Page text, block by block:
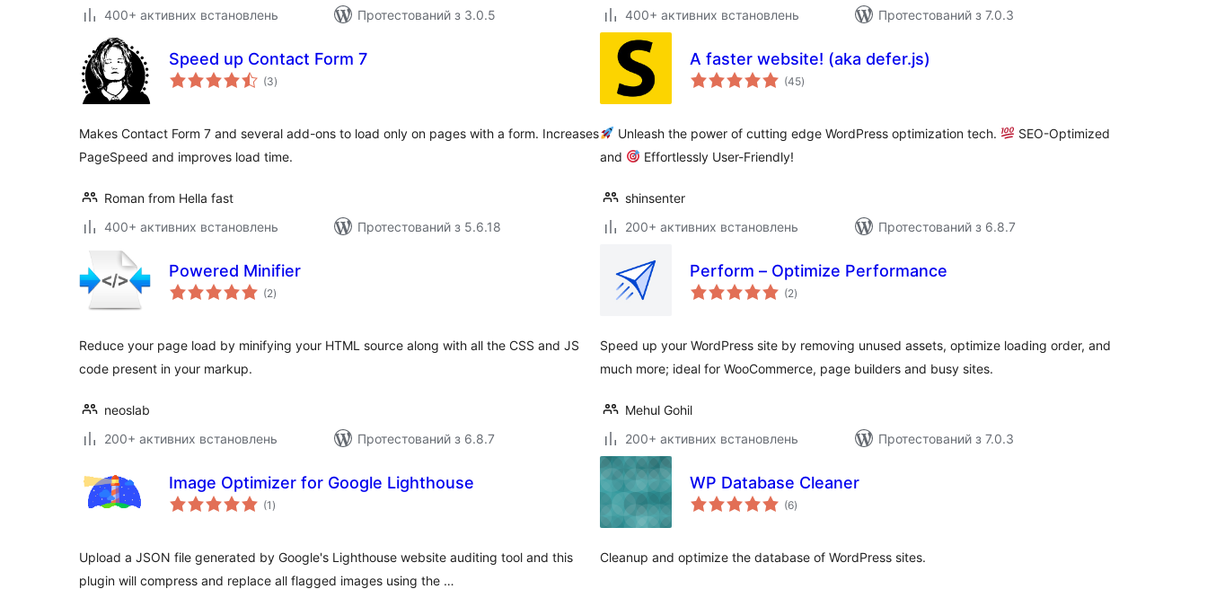
400+ активних встановлень
Протестований з 3.0.5
400+ активних встановлень
Протестований з 7.0.3
Speed up Contact Form 7
(3загальний
рейтинг
)
Makes Contact Form 7 and several add-ons to load only on pages with a form. Increases
PageSpeed and improves load time.
Roman from Hella fast
400+ активних встановлень
Протестований з 5.6.18
A faster website! (aka defer.js)
(45загальний
рейтинг
)
Unleash the power of cutting edge WordPress optimization tech.
SEO-Optimized
and
Effortlessly User-Friendly!
shinsenter
200+ активних встановлень
Протестований з 6.8.7
Powered Minifier
(2загальний
рейтинг
)
Reduce your page load by minifying your HTML source along with all the CSS and JS
code present in your markup.
neoslab
200+ активних встановлень
Протестований з 6.8.7
Perform – Optimize Performance
(2загальний
рейтинг
)
Speed up your WordPress site by removing unused assets, optimize loading order, and
much more; ideal for WooCommerce, page builders and busy sites.
Mehul Gohil
200+ активних встановлень
Протестований з 7.0.3
Image Optimizer for Google Lighthouse
(1 загальний
рейтинг
)
Upload a JSON file generated by Google's Lighthouse website auditing tool and this
plugin will compress and replace all flagged images using the …
WP Database Cleaner
(6загальний
рейтинг
)
Cleanup and optimize the database of WordPress sites.